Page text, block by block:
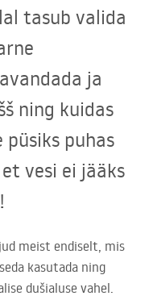
tasub valida
ja
ning kuidas
püsiks puhas
vesi ei jääks
meist endiselt, mis
kasutada ning
dušialuse vahel.